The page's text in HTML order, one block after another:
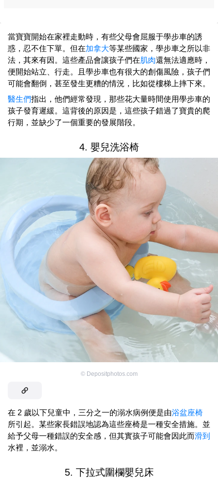
當寶寶開始在家裡走動時，有些父母會屈服于學步車的誘
惑，忍不住下單。但在加拿大等某些國家，學步車之所以非
法，其來有因。這些產品會讓孩子們在肌肉還無法適應時，
便開始站立、行走。且學步車也有很大的創傷風險，孩子們
可能會翻倒，甚至發生更糟的情況，比如從樓梯上摔下來。
醫生們指出，他們經常發現，那些花大量時間使用學步車的
孩子發育遲緩。這背後的原因是，這些孩子錯過了寶貴的爬
行期，並缺少了一個重要的發展階段。
4. 嬰兒洗浴椅
© Depositphotos.com
在 2 歲以下兒童中，三分之一的溺水病例便是由浴盆座椅
所引起。某些家長錯誤地認為這些座椅是一種安全措施。並
給予父母一種錯誤的安全感，但其實孩子可能會因此而滑到
水裡，並溺水。
5. 下拉式圍欄嬰兒床